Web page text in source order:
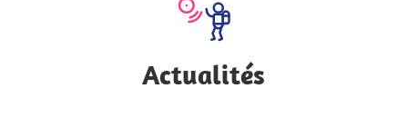
Actualités